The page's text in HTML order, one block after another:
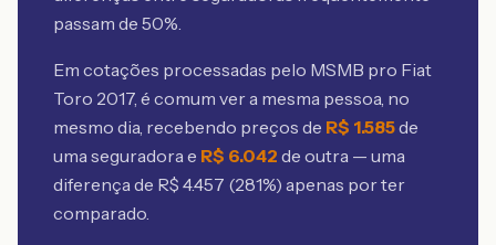
passam de 50%.
Em cotações processadas pelo MSMB pro Fiat
Toro 2017, é comum ver a mesma pessoa, no
mesmo dia, recebendo preços de R$ 1.585de
uma seguradora e R$ 6.042 de outra — uma
diferença de R$ 4.457 (281%) apenas por ter
comparado.